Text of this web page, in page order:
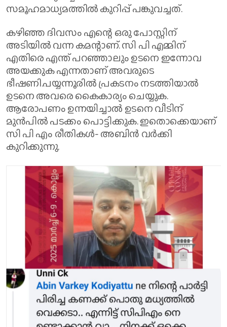
സമൂഹമാധ്യമത്തിൽ കുറിപ്പ് പങ്കുവച്ചത്.
കഴിഞ്ഞ ദിവസം എന്റെ ഒരു പോസ്റ്റിന്
അടിയിൽ വന്ന കമന്റാണ്. സി പി എമ്മിന്
എതിരെ എന്ത് പറഞ്ഞാലും ഉടനെ ഇന്നോവ
അയക്കുക എന്നതാണ് അവരുടെ
ഭീഷണി.പയ്യന്നൂരിൽ പ്രകടനം നടത്തിയാൽ
ഉടനെ അവരെ കൈകാര്യം ചെയ്യുക.
ആരോപണം ഉന്നയിച്ചാൽ ഉടനെ വീടിന്
മുൻപിൽ പടക്കം പൊട്ടിക്കുക. ഇതൊക്കെയാണ്
സി പി എം രീതികൾ- അബിൻ വർക്കി
കുറിക്കുന്നു.